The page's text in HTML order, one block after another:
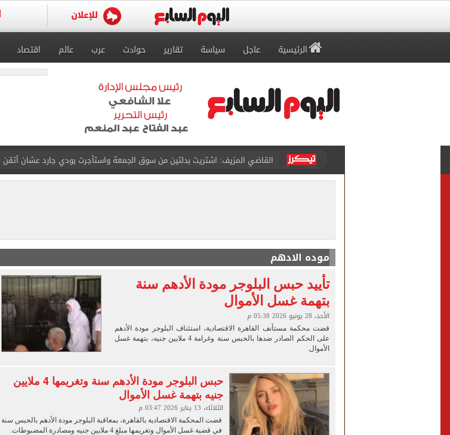
الرئيسية عاجل سياسة تقارير حوادث عرب عالم اقتصاد
برشلونة يطرح تذاكر مواجهة الأهلي على كأس خوان جامبر
طرابزون سبور ينفي الحجز على مستحقات محمد صلاح
الأهلي ينهي مرانه الأول فى معسكر إسبانيا.. جلسة عموتة وفقرة بدنية.. صور
"تنظيم الاتصالات": تسجيل الخط باسم شخص لا يجعله مسؤولًا عن الجرائم المرتكبة به
مشاهد ساحرة على شاطئ رأس البر في أجواء صيفية مميزة.. فيديو
الكشف عن قصر محمد صلاح الفاخر فى طرابزون.. صور
الاتحاد التركي يمنح طرابزون سبور رخصة مشاركة محمد صلاح
موده الادهم
تأييد حبس البلوجر مودة الأدهم سنة
بتهمة غسل الأموال
الأحد، 28 يونيو 2026 05:38 م
قضت محكمة مستأنف القاهرة الاقتصادية، استئناف البلوجر مودة الأدهم
على الحكم الصادر ضدها بالحبس سنة وغرامة 4 ملايين جنيه، بتهمة غسل
الأموال.
حبس البلوجر مودة الأدهم سنة وتغريمها 4 ملايين
جنيه بتهمة غسل الأموال
الثلاثاء، 13 يناير 2026 03:47 م
قضت المحكمة الاقتصادية بالقاهرة، بمعاقبة البلوجر مودة الأدهم بالحبس سنة
في قضية غسل الأموال وتغريمها مبلغ 4 ملايين جنيه ومصادرة المضبوطات.